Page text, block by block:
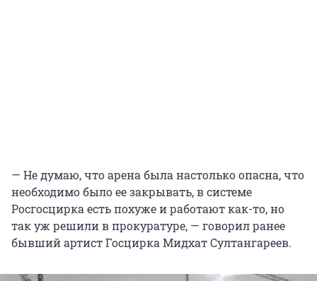
— Не думаю, что арена была настолько опасна, что
необходимо было ее закрывать, в системе
Росгосцирка есть похуже и работают как-то, но
так уж решили в прокуратуре, — говорил ранее
бывший артист Госцирка Мидхат Султангареев.